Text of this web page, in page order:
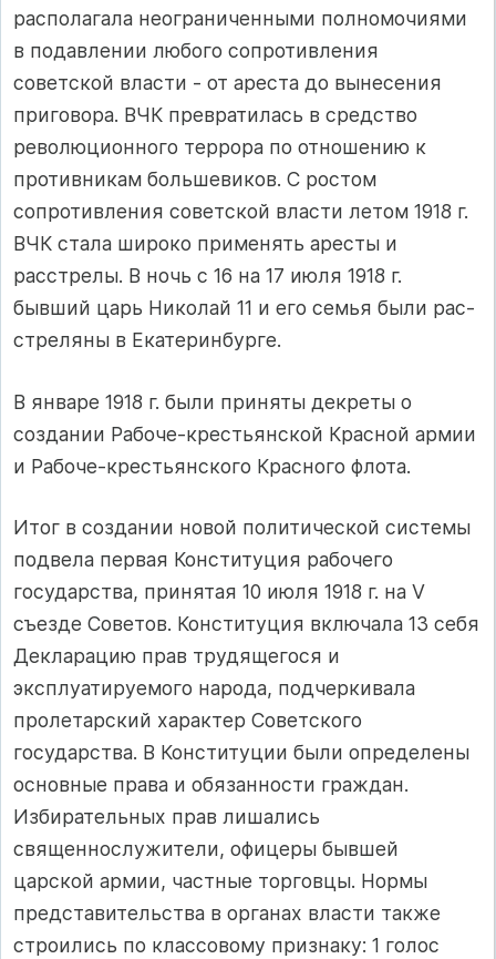
располагала неограниченными полномочия­ми
в подавлении любого сопротивления
советской власти - от ареста до вынесения
приговора. ВЧК превратилась в средство
революционного террора по отношению к
противникам боль­шевиков. С ростом
сопротивления советской власти летом 1918 г.
ВЧК стала широко применять аресты и
расстрелы. В ночь с 16 на 17 июля 1918 г.
бывший царь Николай 11 и его семья были рас­
стреляны в Екатеринбурге.
В январе 1918 г. были приняты декреты о
создании Рабоче-кресть­янской Красной армии
и Рабоче-крестьянского Красного флота.
Итог в создании новой политической системы
подвела первая Конституция рабочего
государства, принятая 10 июля 1918 г. на V
съезде Советов. Конституция включала 13 себя
Декларацию прав трудящегося и
эксплуатируемого народа, подчеркивала
пролетар­ский характер Советского
государства. В Конституции были опре­делены
основные права и обязанности граждан.
Избирательных прав лишались
священнослужители, офицеры бывшей
царской армии, частные торговцы. Нормы
представительства в органах власти также
строились по классовому признаку: 1 голос